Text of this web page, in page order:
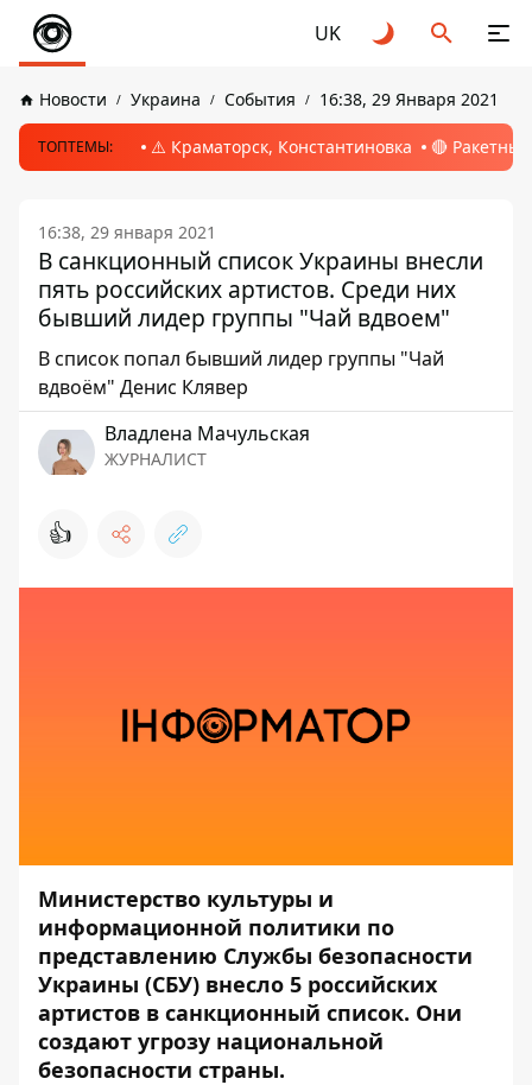
UK
Новости Украина События 16:38, 29 Января 2021
ТОПТЕМЫ: ⚠️ Краматорск, Константиновка 🔴
16:38, 29 января 2021
В санкционный список Украины внесли
пять российских артистов. Среди них
бывший лидер группы "Чай вдвоем"
В список попал бывший лидер группы "Чай
вдвоём" Денис Клявер
Владлена Мачульская
ЖУРНАЛИСТ
👍
Министерство культуры и
информационной политики по
представлению Службы безопасности
Украины (СБУ) внесло 5 российских
артистов в санкционный список. Они
создают угрозу национальной
безопасности страны.